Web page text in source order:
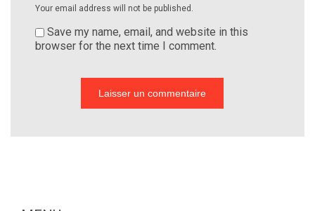
Your email address will not be published.
Save my name, email, and website in this
browser for the next time I comment.